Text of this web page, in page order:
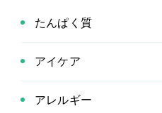
たんぱく質
アイケア
アレルギー